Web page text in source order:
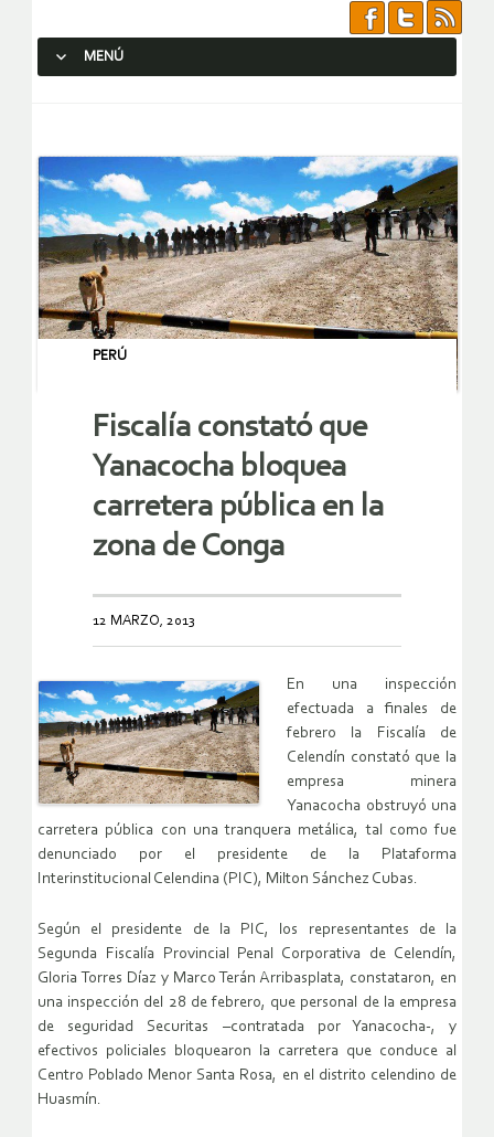
MENÚ
PERÚ
Fiscalía constató que
Yanacocha bloquea
carretera pública en la
zona de Conga
12 MARZO, 2013
En una inspección
efectuada a finales de
febrero la Fiscalía de
Celendín constató que la
empresa minera
Yanacocha obstruyó una
carretera pública con una tranquera metálica, tal como fue
denunciado por el presidente de la Plataforma
Interinstitucional Celendina (PIC), Milton Sánchez Cubas.
Según el presidente de la PIC, los representantes de la
Segunda Fiscalía Provincial Penal Corporativa de Celendín,
Gloria Torres Díaz y Marco Terán Arribasplata, constataron, en
una inspección del 28 de febrero, que personal de la empresa
de seguridad Securitas –contratada por Yanacocha-, y
efectivos policiales bloquearon la carretera que conduce al
Centro Poblado Menor Santa Rosa, en el distrito celendino de
Huasmín.